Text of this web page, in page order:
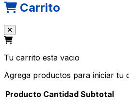
Carrito
Tu carrito esta vacio
Agrega productos para iniciar tu
Producto Cantidad Subtotal